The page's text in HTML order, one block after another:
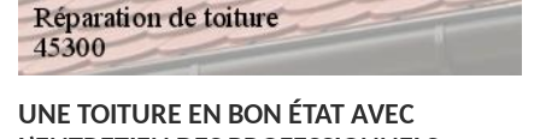
UNE TOITURE EN BON ÉTAT AVEC